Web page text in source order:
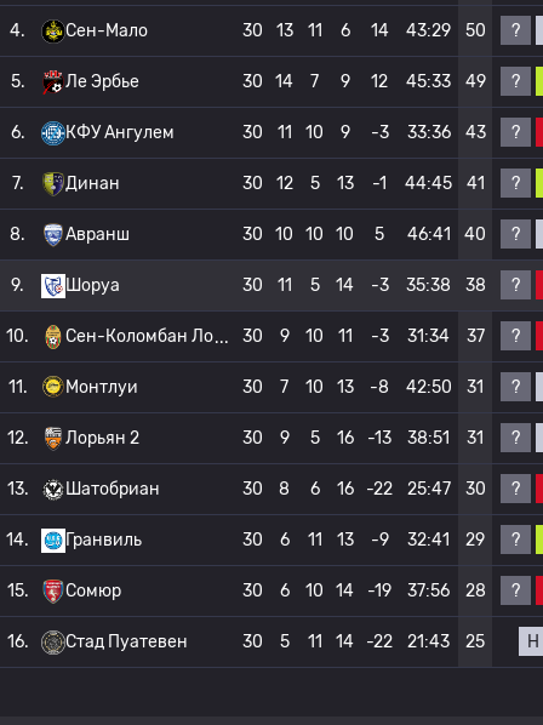
4. Сен-Мало 30 13 11 6 14 43:29 50 ?
5. Ле Эрбье 30 14 7 9 12 45:33 49 ?
6. КФУ Ангулем 30 11 10 9 -3 33:36 43 ?
7. Динан 30 12 5 13 -1 44:45 41 ?
8. Авранш 30 10 10 10 5 46:41 40 ?
9. Шоруа 30 11 5 14 -3 35:38 38 ?
10. Сен-Коломбан Ло 30 9 10 11 -3 31:34 37 ?
11. Монтлуи 30 7 10 13 -8 42:50 31 ?
12. Лорьян 2 30 9 5 16 -13 38:51 31 ?
13. Шатобриан 30 8 6 16 -22 25:47 30 ?
14. Гранвиль 30 6 11 13 -9 32:41 29 ?
15. Сомюр 30 6 10 14 -19 37:56 28 ?
16. Стад Пуатевен 30 5 11 14 -22 21:43 25 Н